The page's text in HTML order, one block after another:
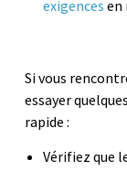
exigences en
Si vous
essayer
rapide :
Vérifiez que